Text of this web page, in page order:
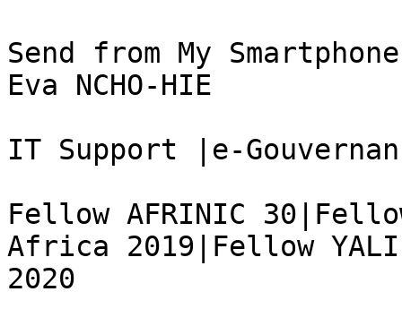
Send from My Smartphone
Eva NCHO-HIE
IT Support |e-
Fellow AFRINIC
Africa 2019|Fellow
2020